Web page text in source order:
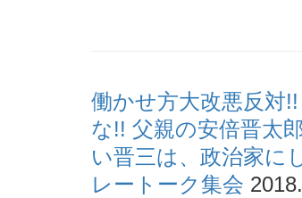
働かせ方大改悪反対
な!! 父親の安倍晋太
い晋三は、政治家に
レートーク集会